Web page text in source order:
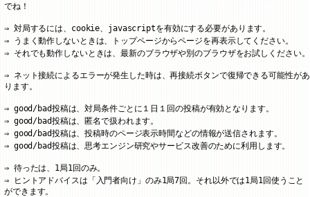
でね！
対局するには、cookie、javascriptを有効にする必要があります。
うまく動作しないときは、トップページからページを再表示してください。
それでも動作しないときは、最新のブラウザや別のブラウザをお試しください。
ネット接続によるエラーが発生した時は、再接続ボタンで復帰できる可能性があ
ります。
good/bad投稿は、対局条件ごとに１日１回の投稿が有効となります。
good/bad投稿は、匿名で扱われます。
good/bad投稿は、投稿時のページ表示時間などの情報が送信されます。
good/bad投稿は、思考エンジン研究やサービス改善のために利用します。
待ったは、1局1回のみ。
ヒントアドバイスは「入門者向け」のみ1局7回。それ以外では1局1回使うこと
ができます。